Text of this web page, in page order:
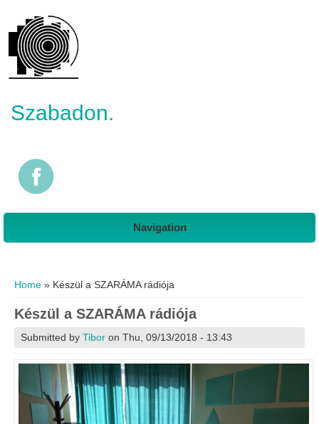
Szabadon.
Navigation
Home » Készül a SZARÁMA rádiója
Készül a SZARÁMA rádiója
Submitted by Tibor on Thu, 09/13/2018 - 13:43